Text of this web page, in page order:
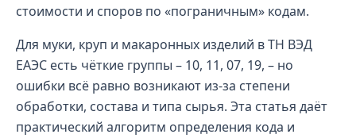
стоимости и споров по «пограничным» кодам.
Для муки, круп и макаронных изделий в ТН ВЭД
ЕАЭС есть чёткие группы – 10, 11, 07, 19, – но
ошибки всё равно возникают из-за степени
обработки, состава и типа сырья. Эта статья даёт
практический алгоритм определения кода и